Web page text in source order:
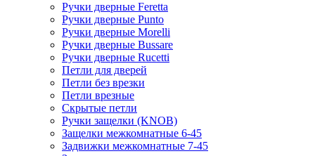
Ручки дверные Feretta
Ручки дверные Punto
Ручки дверные Morelli
Ручки дверные Bussare
Ручки дверные Rucetti
Петли для дверей
Петли без врезки
Петли врезные
Скрытые петли
Ручки защелки (KNOB)
Защелки межкомнатные 6-45
Задвижки межкомнатные 7-45